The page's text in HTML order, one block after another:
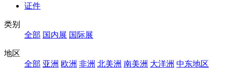
证件
类别
全部 国内展 国际展
地区
全部 亚洲 欧洲 非洲 北美洲 南美洲 大洋洲 中东地区